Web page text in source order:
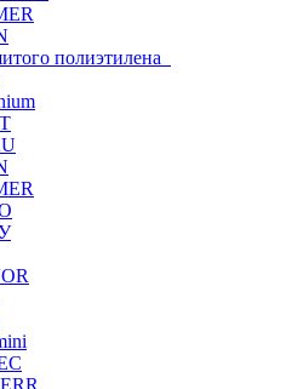
полиэтилена